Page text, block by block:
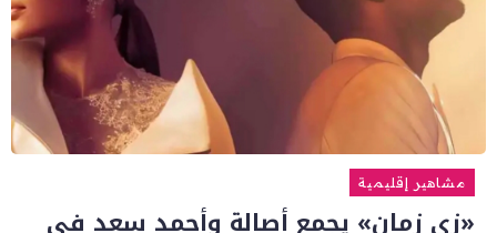
مشاهير إقليمية
«زي زمان» يجمع أصالة وأحمد سعد في